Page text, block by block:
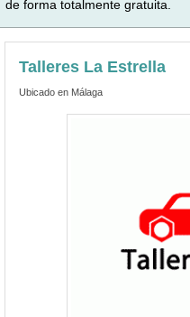
de forma totalmente gratuita.
Talleres La Estrella
Ubicado en Málaga